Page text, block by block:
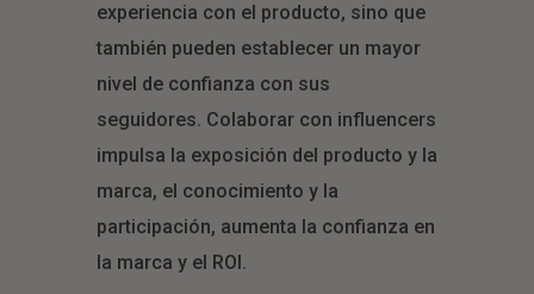
experiencia con el producto, sino que
también pueden establecer un mayor
nivel de confianza con sus
seguidores. Colaborar con influencers
impulsa la exposición del producto y la
marca, el conocimiento y la
participación, aumenta la confianza en
la marca y el ROI.